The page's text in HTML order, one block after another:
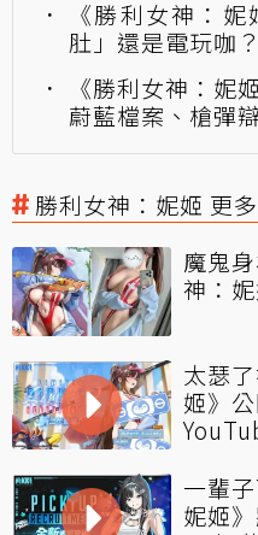
《勝利女神：
肚」還是電玩咖
《勝利女神：妮
蔚藍檔案、槍彈
勝利女神：妮姬 更
魔鬼
神：
太瑟
姬》
一輩子
妮姬